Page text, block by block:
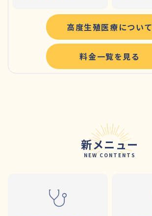
高度生殖医療について
料金一覧を見る
新メニュー
NEW CONTENTS